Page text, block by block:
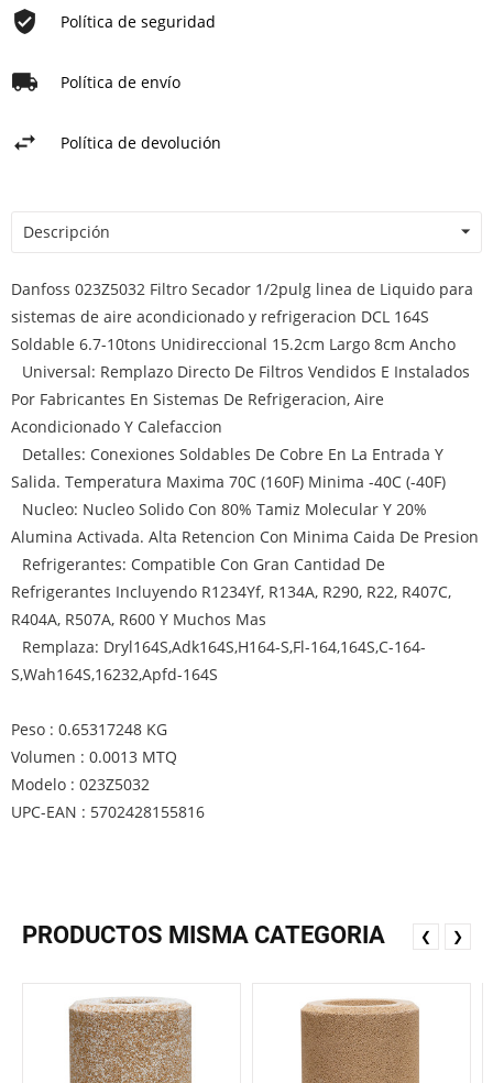
Política de seguridad
Política de envío
Política de devolución
Descripción
Danfoss 023Z5032 Filtro Secador 1/2pulg linea de Liquido para
sistemas de aire acondicionado y refrigeracion DCL 164S
Soldable 6.7-10tons Unidireccional 15.2cm Largo 8cm Ancho
Universal: Remplazo Directo De Filtros Vendidos E Instalados
Por Fabricantes En Sistemas De Refrigeracion, Aire
Acondicionado Y Calefaccion
Detalles: Conexiones Soldables De Cobre En La Entrada Y
Salida. Temperatura Maxima 70C (160F) Minima -40C (-40F)
Nucleo: Nucleo Solido Con 80% Tamiz Molecular Y 20%
Alumina Activada. Alta Retencion Con Minima Caida De Presion
Refrigerantes: Compatible Con Gran Cantidad De
Refrigerantes Incluyendo R1234Yf, R134A, R290, R22, R407C,
R404A, R507A, R600 Y Muchos Mas
Remplaza: Dryl164S,Adk164S,H164-S,Fl-164,164S,C-164-
S,Wah164S,16232,Apfd-164S
Peso : 0.65317248 KG
Volumen : 0.0013 MTQ
Modelo : 023Z5032
UPC-EAN : 5702428155816
PRODUCTOS MISMA CATEGORIA ❮ ❯